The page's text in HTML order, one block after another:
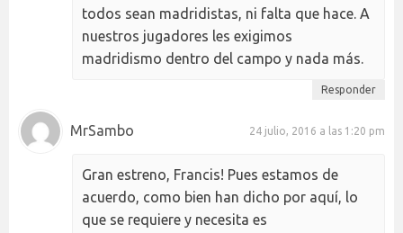
todos sean madridistas, ni falta que hace. A
nuestros jugadores les exigimos
madridismo dentro del campo y nada más.
Responder
MrSambo 24 julio, 2016 a las 1:20 pm
Gran estreno, Francis! Pues estamos de
acuerdo, como bien han dicho por aquí, lo
que se requiere y necesita es